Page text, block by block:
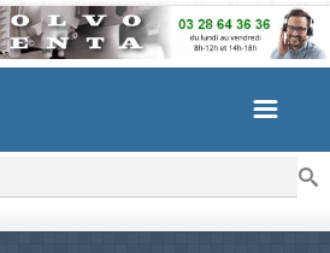
de recherche